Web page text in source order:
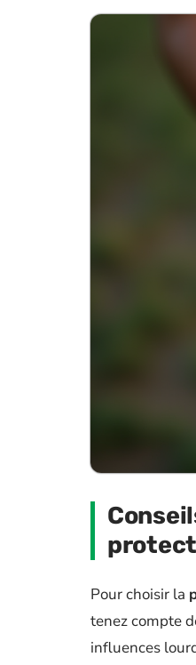
Pour choisir la
tenez compte
influences